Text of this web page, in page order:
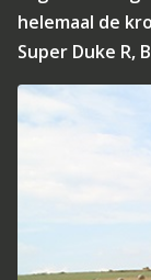
helemaal de
Super Duke R,